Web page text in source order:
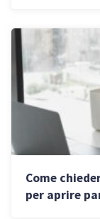
Come
per aprire